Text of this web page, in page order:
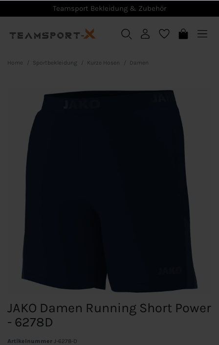
Teamsport Bekleidung & Zubehör
Home Sportbekleidung Kurze Hosen Damen
JAKO Damen Running Short Power
- 6278D
Artikelnummer J-6278-D